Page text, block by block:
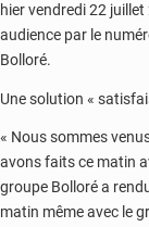
hier vendredi 22
audience par le
Bolloré.
Une solution «
« Nous sommes
avons faits ce matin
groupe Bolloré a
matin même avec le